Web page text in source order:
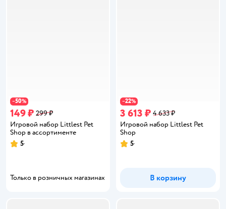
−50%
149 ₽ 299 ₽
Игровой набор Littlest Pet
Shop в ассортименте
Рейтинг:
5
Только в розничных магазинах
−22%
3 613 ₽ 4 633 ₽
Игровой набор Littlest Pet
Shop
Рейтинг:
5
В корзину